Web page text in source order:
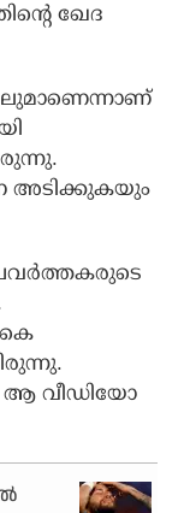
ഖേദ
അടിക്കുകയും
ആ വീഡിയോ